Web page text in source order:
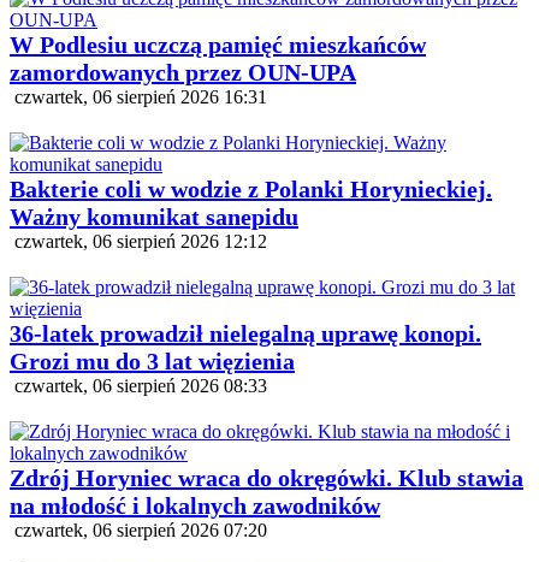
W Podlesiu uczczą pamięć mieszkańców
zamordowanych przez OUN-UPA
czwartek, 06 sierpień 2026 16:31
Bakterie coli w wodzie z Polanki Horynieckiej.
Ważny komunikat sanepidu
czwartek, 06 sierpień 2026 12:12
36-latek prowadził nielegalną uprawę konopi.
Grozi mu do 3 lat więzienia
czwartek, 06 sierpień 2026 08:33
Zdrój Horyniec wraca do okręgówki. Klub stawia
na młodość i lokalnych zawodników
czwartek, 06 sierpień 2026 07:20